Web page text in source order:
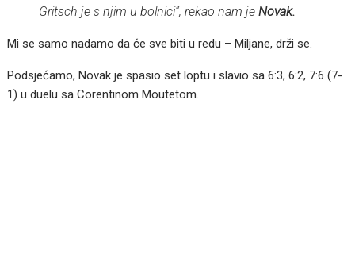
Gritsch je s njim u bolnici“, rekao nam jeNovak.
Mi se samo nadamo da će sve biti u redu – Miljane, drži se.
Podsjećamo, Novak je spasio set loptu i slavio sa 6:3, 6:2, 7:6 (7-
1) u duelu sa Corentinom Moutetom.